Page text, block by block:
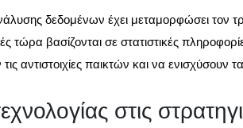
δεδομένων έχει μεταμορφώσει τον
τώρα βασίζονται σε στατιστικές
αντιστοιχίες παικτών και να ενισχύσουν
στις